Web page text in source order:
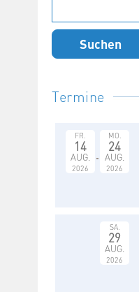
nach:
Termine
FR.
14
AUG.
2026
MO.
24
AUG.
2026
SA.
29
AUG.
2026